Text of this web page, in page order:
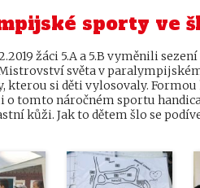
sporty ve
žáci 5.A a 5.B vyměnili
světa v
kterou si děti vylosovaly.
o tomto náročném sportu
kůži. Jak to dětem šlo se